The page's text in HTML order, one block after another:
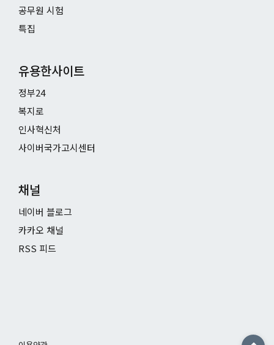
공무원 시험
특집
유용한사이트
정부24
복지로
인사혁신처
사이버국가고시센터
채널
네이버 블로그
카카오 채널
RSS 피드